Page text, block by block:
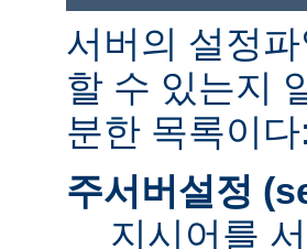
서버의 설정
할 수 있는지
분한 목록이다:
주서버설정
지시어를